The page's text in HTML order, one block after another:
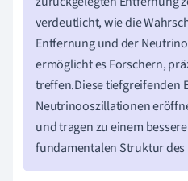
verdeutlicht, wie die
Entfernung und der
ermöglicht es Forschern,
treffen.Diese tiefgreifenden
Neutrinooszillationen
und tragen zu einem
fundamentalen Struktur des